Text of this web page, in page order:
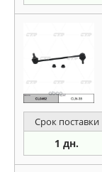
Срок поставки
1 дн.